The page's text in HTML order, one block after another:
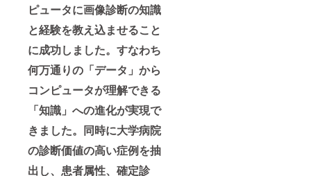
ピュータに画像診断の知識
と経験を教え込ませること
に成功しました。すなわち
何万通りの「データ」から
コンピュータが理解できる
「知識」への進化が実現で
きました。 同時に大学病院
の診断価値の高い症例を抽
出し、患者属性、確定診